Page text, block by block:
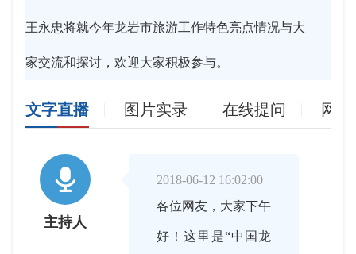
王永忠将就今年龙岩市旅游工作特色亮点情况与大
家交流和探讨，欢迎大家积极参与。
文字直播 图片实录 在线提问 网

主持人
2018-06-12 16:02:00
各位网友，大家下午
好！这里是“中国龙